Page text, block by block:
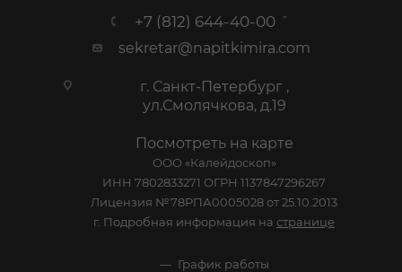
+7 (812) 644-40-00
sekretar@napitkimira.com
г. Санкт-Петербург ,
ул.Смолячкова, д.19
Посмотреть на карте
ООО «Калейдоскоп»
ИНН 7802833271 ОГРН 1137847296267
Лицензия №78РПА0005028 от 25.10.2013
г. Подробная информация на странице
График работы